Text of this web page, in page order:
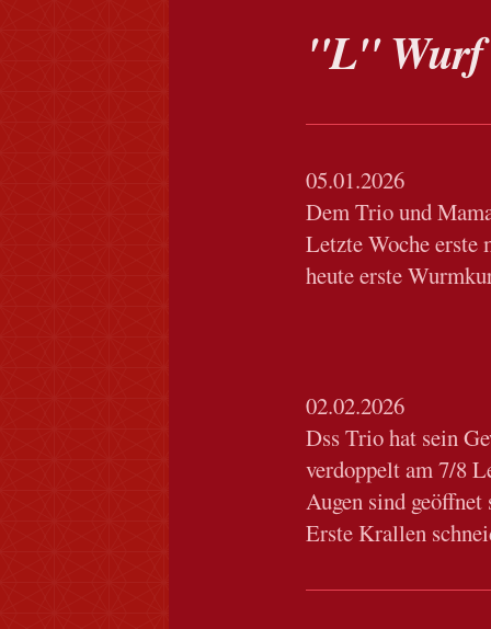
"L" Wurf
05.01.2026
Dem Trio und
Letzte Woche erste
heute erste
02.02.2026
Dss Trio hat sein
verdoppelt am 7/8
Augen sind geöffnet
Erste Krallen